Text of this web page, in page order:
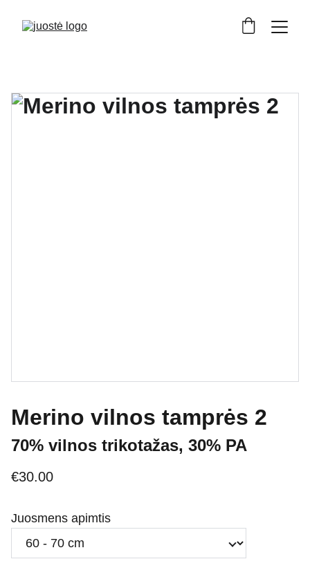
Merino vilnos tamprės 2
70% vilnos trikotažas, 30% PA
€30.00
Juosmens apimtis